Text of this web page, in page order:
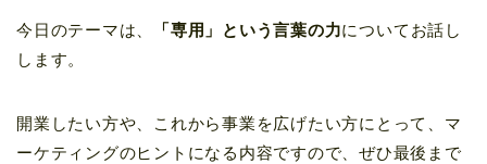
今日のテーマは、 「専用」という言葉の力についてお話し
します。
開業したい方や、これから事業を広げたい方にとって、マ
ーケティングのヒントになる内容ですので、ぜひ最後まで